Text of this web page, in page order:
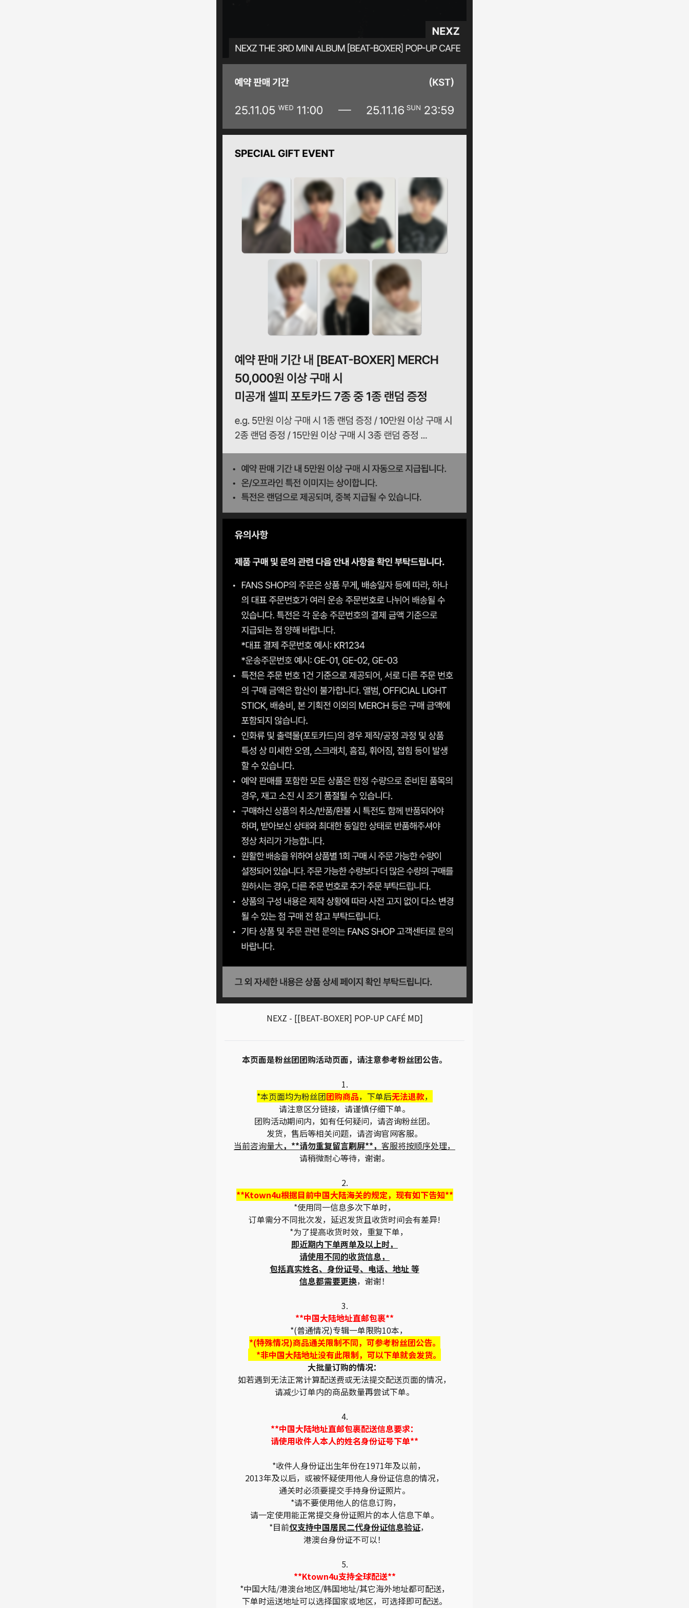
NEXZ - [[BEAT-BOXER] POP-UP CAFÉ MD]
本页面是粉丝团团购活动页面，请注意参考粉丝团公告。
1.
*本页面均为粉丝团团购商品，下单后无法退款，
请注意区分链接，请谨慎仔细下单。
团购活动期间内，如有任何疑问，请咨询粉丝团。
发货，售后等相关问题，请咨询官网客服。
当前咨询量大，**请勿重复留言刷屏**， 客服将按顺序处理，
请稍微耐心等待，谢谢。
2.
**Ktown4u根据目前中国大陆海关的规定，现有如下告知**
*使用同一信息多次下单时，
订单需分不同批次发，延迟发货且收货时间会有差异!
*为了提高收货时效，重复下单，
即近期内下单两单及以上时，
请使用不同的收货信息，
包括真实姓名、身份证号、电话、地址 等
信息都需要更换，谢谢！
3.
**中国大陆地址直邮包裹**
*(普通情况)专辑一单限购10本，
*(特殊情况)商品通关限制不同，可参考粉丝团公告。
*非中国大陆地址没有此限制，可以下单就会发货。
大批量订购的情况：
如若遇到无法正常计算配送费或无法提交配送页面的情况，
请减少订单内的商品数量再尝试下单。
4.
**中国大陆地址直邮包裹配送信息要求：
请使用收件人本人的姓名身份证号下单**
*收件人身份证出生年份在1971年及以前，
2013年及以后，或被怀疑使用他人身份证信息的情况，
通关时必须要提交手持身份证照片。
*请不要使用他人的信息订购，
请一定使用能正常提交身份证照片的本人信息下单。
*目前仅支持中国居民二代身份证信息验证，
港澳台身份证不可以！
5.
**Ktown4u支持全球配送**
*中国大陆/港澳台地区/韩国地址/其它海外地址都可配送，
下单时运送地址可以选择国家或地区，可选择即可配送。